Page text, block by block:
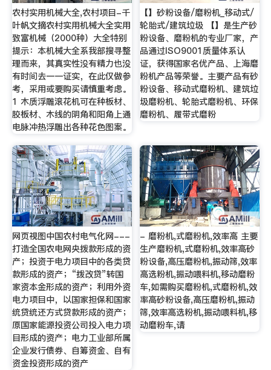
农村实用机械大全,农村项目-千
叶帆文摘农村实用机械大全实用
致富机械（2000种）大全特别
提示：本机械大全系我部搜寻整
理而来，其真实性没有精力也没
有时间去一一证实，在此仅做参
考，采用或要购买请慎重考虑。
1 木质浮雕滚花机可在种板材、
胶板材、木线的阴角和阳角上通
电脉冲热浮雕出各种花色图案。
【】砂粉设备/磨粉机_移动式/
轮胎式/建筑垃圾 【】是生产砂
粉设备、磨粉机的专业厂家，产
品通过ISO9001质量体系认
证，获得国家名优产品、上海磨
粉机产品等荣誉。主要产品有砂
粉设备、移动式磨粉机、建筑垃
圾磨粉机、轮胎式磨粉机、环保
磨粉机、履带式磨粉
网页视图中国农村电气化网---
打造全国农电网央拨款形成的资
产；投资于电力项目中的各类贷
款形成的资产；“拨改贷”转国
家资本金形成的资产；利用外资
电力项目中，以国家担保和国家
统贷统还方式贷款形成的资产；
原国家能源投资公司投入电力项
目形成的资产；电力工业部所属
企业发行债券、自筹资金、自有
资金投资形成的资产
- 磨粉机,式磨粉机,效率高 主要
生产磨粉机,式磨粉机,效率高砂
粉设备,高压磨粉机,振动筛,效率
高选粉机,振动喂料机,移动磨粉
车,如需购买磨粉机,式磨粉机,效
率高砂粉设备,高压磨粉机,振动
筛,效率高选粉机,振动喂料机,移
动磨粉车,请